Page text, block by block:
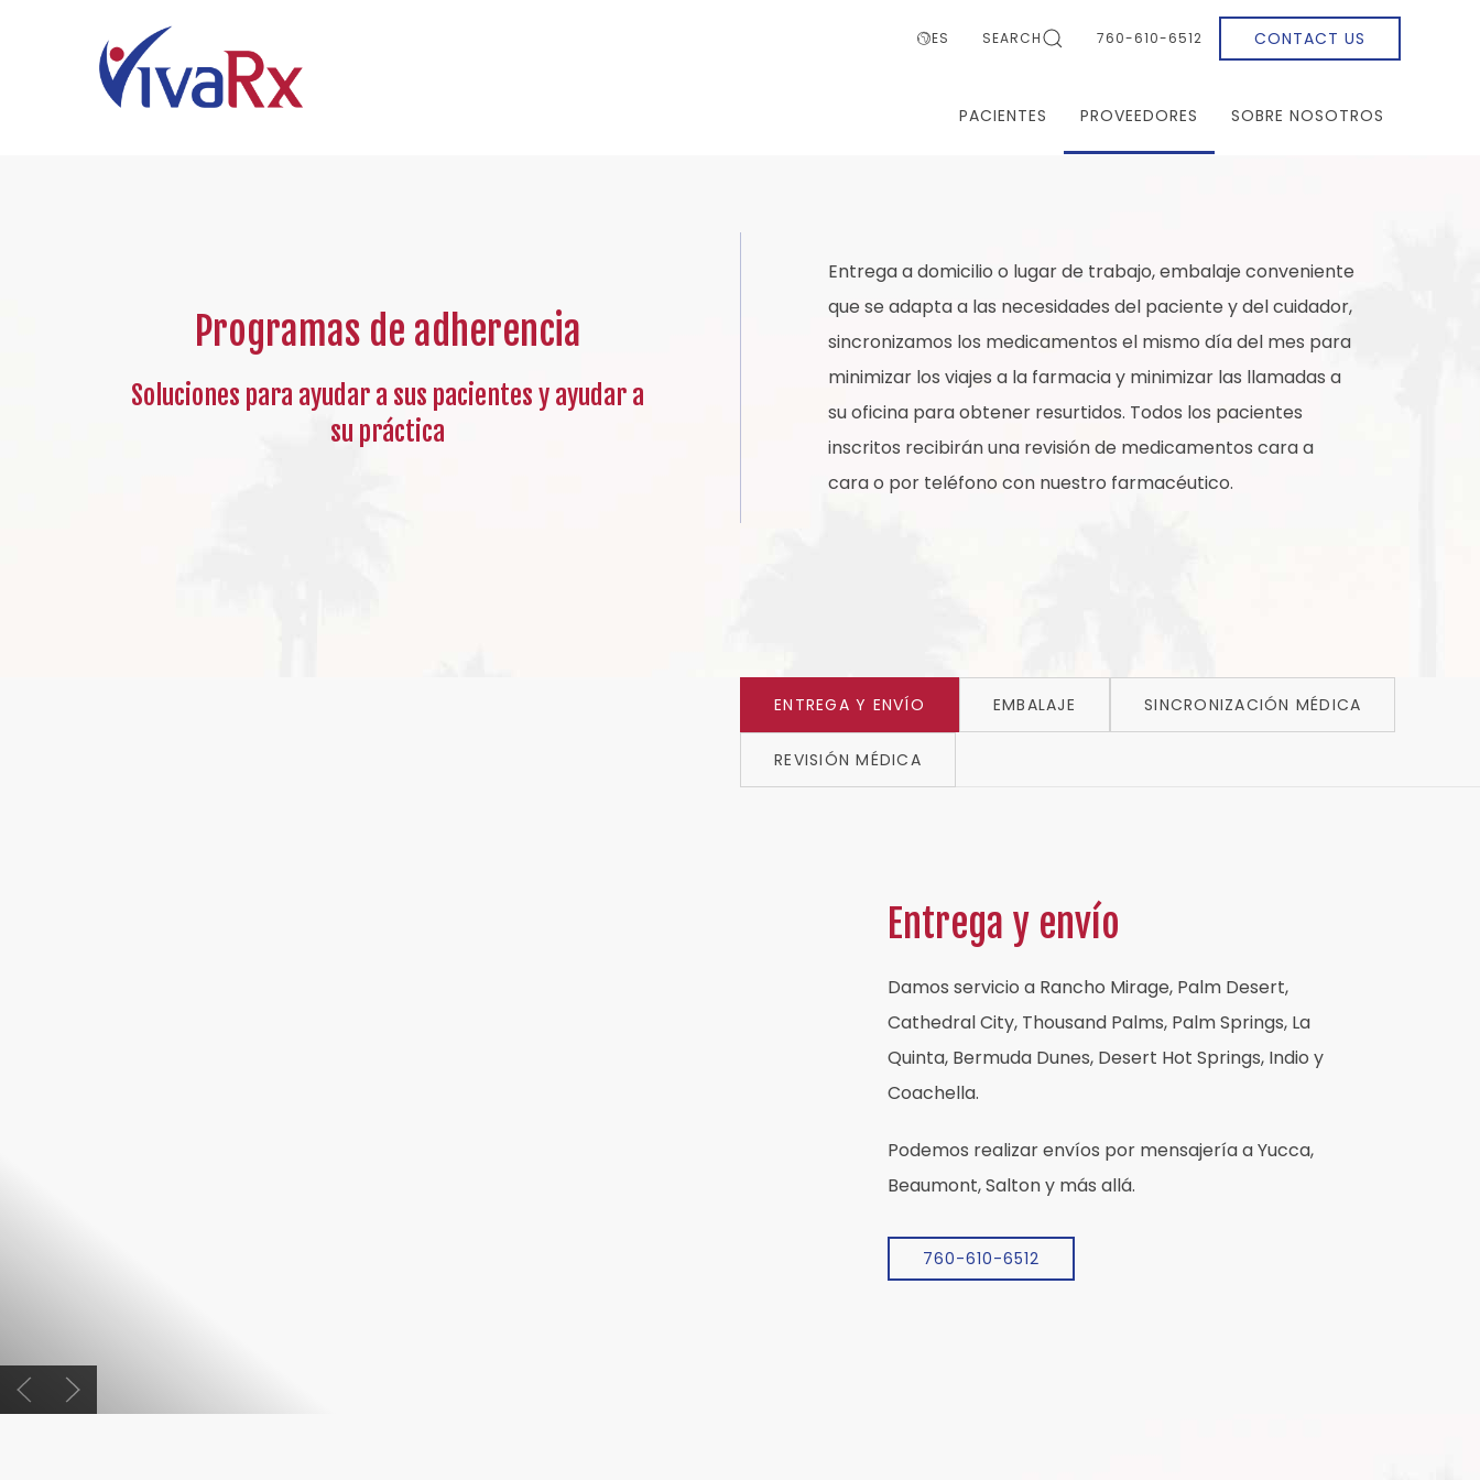
ES SEARCH 760-610-6512 CONTACT US
PACIENTES PROVEEDORES SOBRE NOSOTROS
Programas de adherencia
Soluciones para ayudar a sus pacientes y ayudar a
su práctica
Entrega a domicilio o lugar de trabajo, embalaje conveniente
que se adapta a las necesidades del paciente y del cuidador,
sincronizamos los medicamentos el mismo día del mes para
minimizar los viajes a la farmacia y minimizar las llamadas a
su oficina para obtener resurtidos. Todos los pacientes
inscritos recibirán una revisión de medicamentos cara a
cara o por teléfono con nuestro farmacéutico.
Previous slide
Next slide
ENTREGA Y ENVÍO EMBALAJE SINCRONIZACIÓN MÉDICA
REVISIÓN MÉDICA
Entrega y envío
Damos servicio a Rancho Mirage, Palm Desert,
Cathedral City, Thousand Palms, Palm Springs, La
Quinta, Bermuda Dunes, Desert Hot Springs, Indio y
Coachella.
Podemos realizar envíos por mensajería a Yucca,
Beaumont, Salton y más allá.
760-610-6512